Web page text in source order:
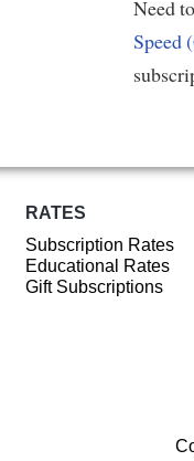
Need
Speed
RATES
Subscription Rates
Educational Rates
Gift Subscriptions